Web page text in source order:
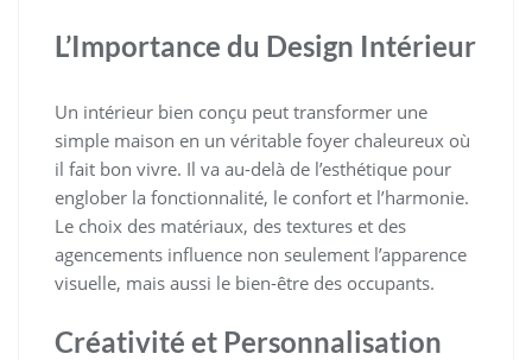
L’Importance du Design Intérieur
Un intérieur bien conçu peut transformer une
simple maison en un véritable foyer chaleureux où
il fait bon vivre. Il va au-delà de l’esthétique pour
englober la fonctionnalité, le confort et l’harmonie.
Le choix des matériaux, des textures et des
agencements influence non seulement l’apparence
visuelle, mais aussi le bien-être des occupants.
Créativité et Personnalisation